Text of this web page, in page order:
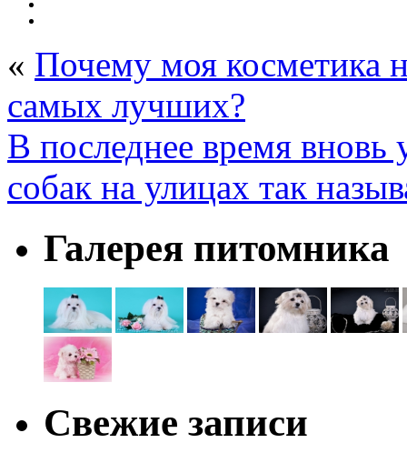
« Почему моя косметика
самых лучших?
В последнее время вновь
собак на улицах так
Галерея питомника
Свежие записи